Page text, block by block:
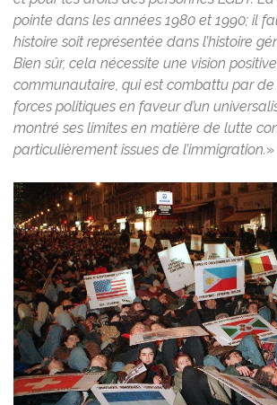
pointe dans les années 1980 et 1990; il
histoire soit représentée dans l’histoire
Bien sûr, cela nécessite une vision
communautaire, qui est combattu par de
forces politiques en faveur d’un
montré ses limites en matière de lutte
particulièrement issues de l’immigration.»